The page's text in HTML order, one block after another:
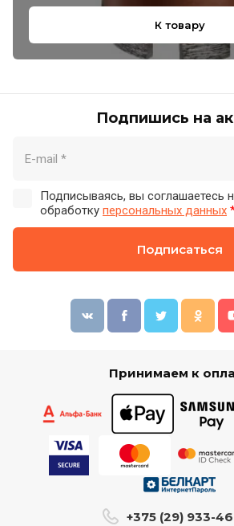
К товару
Подпишись на
Подписываясь, вы соглашаетесь
обработку персональных данных
Подписаться
Принимаем к
+375 (29) 933-